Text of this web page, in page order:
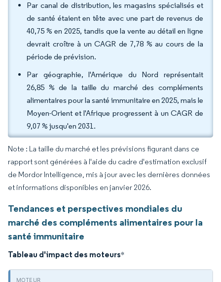
Par canal de distribution, les magasins spécialisés et
de santé étaient en tête avec une part de revenus de
40,75 % en 2025, tandis que la vente au détail en ligne
devrait croître à un CAGR de 7,78 % au cours de la
période de prévision.
Par géographie, l'Amérique du Nord représentait
26,85 % de la taille du marché des compléments
alimentaires pour la santé immunitaire en 2025, mais le
Moyen-Orient et l'Afrique progressent à un CAGR de
9,07 % jusqu'en 2031.
Note : La taille du marché et les prévisions figurant dans ce
rapport sont générées à l'aide du cadre d'estimation exclusif
de Mordor Intelligence, mis à jour avec les dernières données
et informations disponibles en janvier 2026.
Tendances et perspectives mondiales du
marché des compléments alimentaires pour la
santé immunitaire
Tableau d'impact des moteurs*